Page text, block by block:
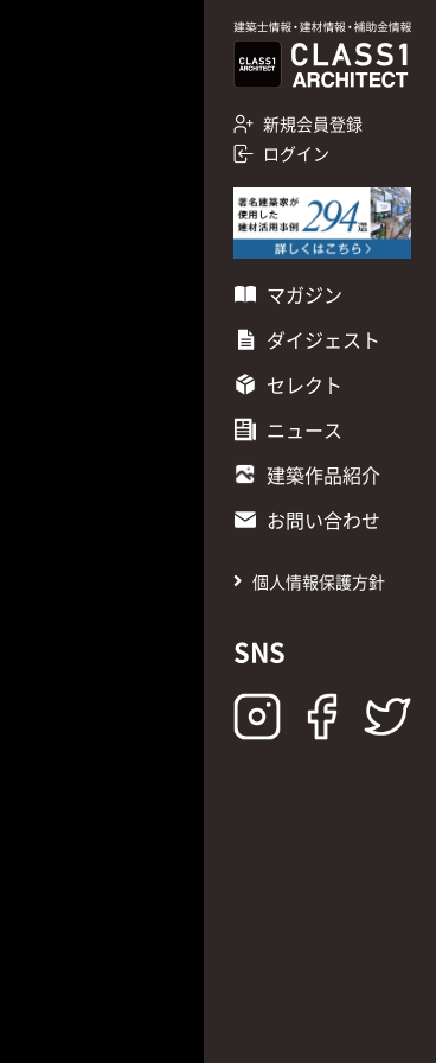
新規会員登録
ログイン
マガジン
ダイジェスト
セレクト
ニュース
建築作品紹介
お問い合わせ
個人情報保護方針
SNS